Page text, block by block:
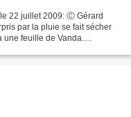
22 juillet 2009: Ⓒ Gérard
par la pluie se fait sécher
une feuille de Vanda.